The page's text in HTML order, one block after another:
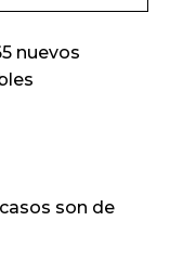
nuevos
son de